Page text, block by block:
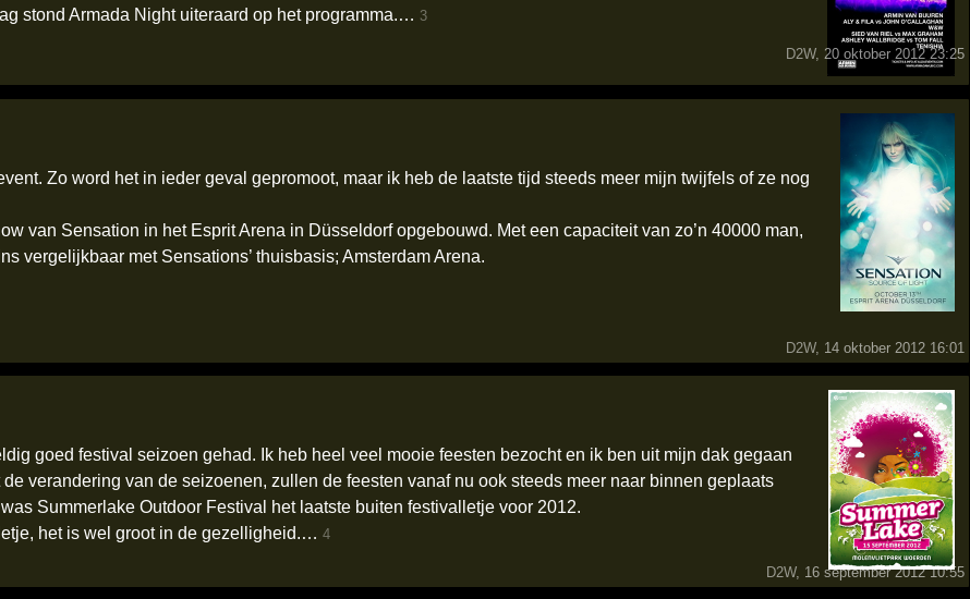
stond Armada Night uiteraard op het programma.… 3
D2W, 20 oktober 2012 23:25
Zo word het in ieder geval gepromoot, maar ik heb de laatste tijd steeds meer mijn twijfels of ze nog
van Sensation in het Esprit Arena in Düsseldorf opgebouwd. Met een capaciteit van zo’n 40000 man,
vergelijkbaar met Sensations’ thuisbasis; Amsterdam Arena.
D2W, 14 oktober 2012 16:01
goed festival seizoen gehad. Ik heb heel veel mooie feesten bezocht en ik ben uit mijn dak gegaan
verandering van de seizoenen, zullen de feesten vanaf nu ook steeds meer naar binnen geplaats
Summerlake Outdoor Festival het laatste buiten festivalletje voor 2012.
het is wel groot in de gezelligheid.… 4
D2W, 16 september 2012 10:55